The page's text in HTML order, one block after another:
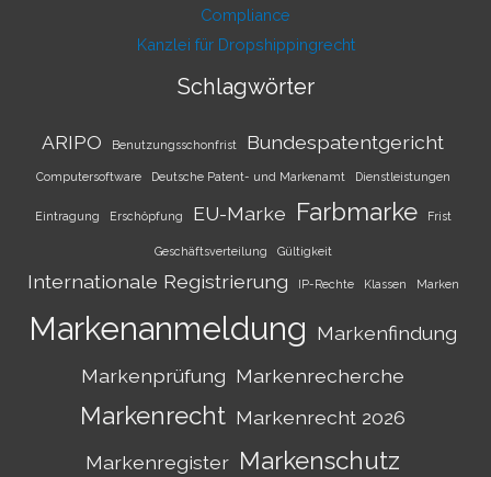
Compliance
Kanzlei für Dropshippingrecht
Schlagwörter
ARIPO Benutzungsschonfrist Bundespatentgericht
Computersoftware Deutsche Patent- und Markenamt Dienstleistungen
Eintragung Erschöpfung EU-Marke Farbmarke Frist
Geschäftsverteilung Gültigkeit
Internationale Registrierung IP-Rechte Klassen Marken
Markenanmeldung Markenfindung
Markenprüfung Markenrecherche
Markenrecht Markenrecht 2026
Markenregister Markenschutz